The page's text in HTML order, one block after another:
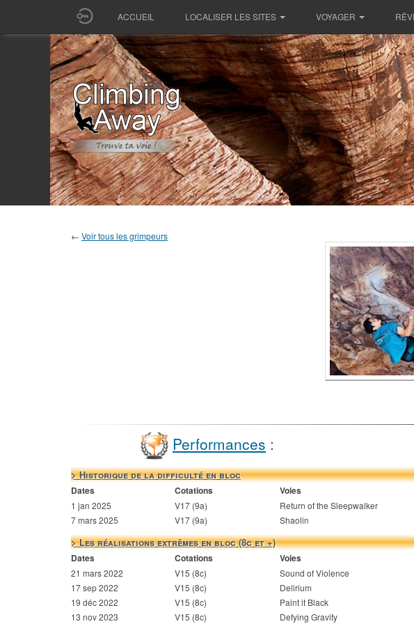
ACCUEIL LOCALISER LES SITES VOYAGER
← Voir tous les grimpeurs
Performances :
> Historique de la difficulté en bloc
Dates Cotations Voies
1 jan 2025 V17 (9a) Return of the Sleepwalker
7 mars 2025
V17 (9a) Shaolin
> Les réalisations extrêmes en bloc (8c et +)
Dates Cotations Voies
21 mars 2022 V15 (8c) Sound of Violence
17 sep 2022
V15 (8c) Delirium
19 déc 2022
V15 (8c) Paint it Black
13 nov 2023
V15 (8c) Defying Gravity